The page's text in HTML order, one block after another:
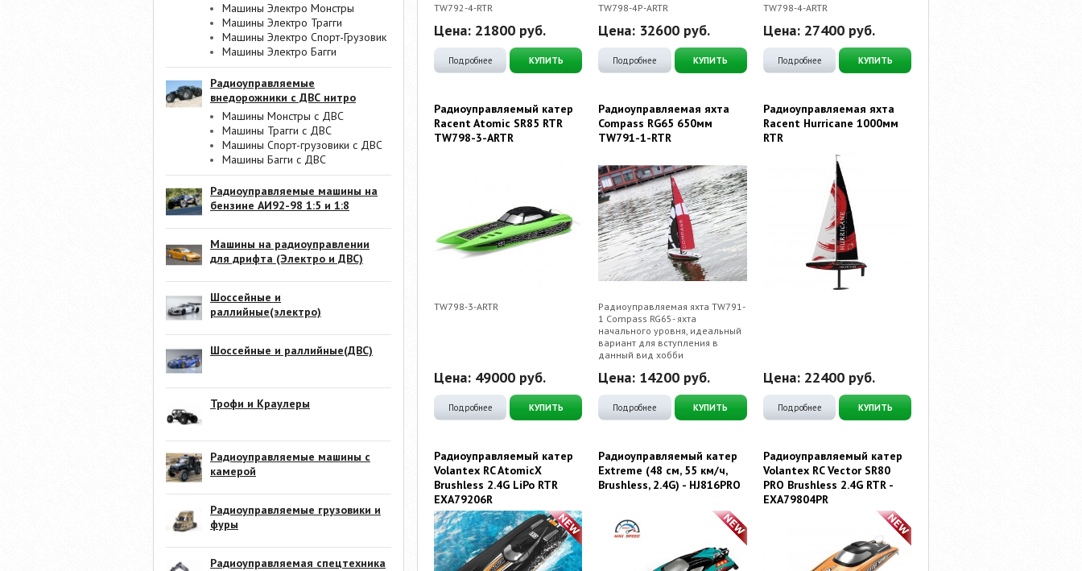
Машины Электро Монстры
Машины Электро Трагги
Машины Электро Спорт-Грузовик
Машины Электро Багги
Радиоуправляемые
внедорожники с ДВС нитро
Машины Монстры с ДВС
Машины Трагги с ДВС
Машины Спорт-грузовики с ДВС
Машины Багги с ДВС
Радиоуправляемые машины на
бензине АИ92-98 1:5 и 1:8
Машины на радиоуправлении
для дрифта (Электро и ДВС)
Шоссейные и
раллийные(электро)
Шоссейные и раллийные(ДВС)
Трофи и Краулеры
Радиоуправляемые машины с
камерой
Радиоуправляемые грузовики и
фуры
Радиоуправляемая спецтехника
TW792-4-RTR
Цена: 21800 руб.
Подробнее КУПИТЬ
TW798-4P-ARTR
Цена: 32600 руб.
Подробнее КУПИТЬ
TW798-4-ARTR
Цена: 27400руб.
Подробнее КУПИТЬ
Радиоуправляемый катер
Racent Atomic SR85 RTR
TW798-3-ARTR
TW798-3-ARTR
Цена: 49000 руб.
Подробнее КУПИТЬ
Радиоуправляемая яхта
Compass RG65 650мм
TW791-1-RTR
Радиоуправляемая яхта TW791-
1 Compass RG65- яхта
начального уровня, идеальный
вариант для вступления в
данный вид хобби
Цена: 14200 руб.
Подробнее КУПИТЬ
Радиоуправляемая яхта
Racent Hurricane 1000мм
RTR
Цена: 22400руб.
Подробнее КУПИТЬ
Радиоуправляемый катер
Volantex RC AtomicX
Brushless 2.4G LiPo RTR
EXA79206R
Радиоуправляемый катер
Extreme (48 см, 55 км/ч,
Brushless, 2.4G) - HJ816PRO
Радиоуправляемый катер
Volantex RC Vector SR80
PRO Brushless 2.4G RTR -
EXA79804PR